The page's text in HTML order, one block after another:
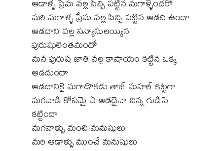
మరి మగాళ్ళ ప్రేమ వల్ల పిచ్చి పట్టిన ఆడది ఉందా
ఆడదాని వల్ల సన్యాసులయ్యిన
పురుషులెంతమందో
మన పురుష జాతి వల్ల కాషాయం కట్టిన ఒక్క
ఆడదుందా
ఆడదానికై మగాడొకడు తాజ్ మహల్ కట్టగా
మగవాడి కోసమై ఏ ఆడదైనా చిన్న గుడిసె
కట్టిందా
మగవాళ్ళు మంచి మనుషులు
మరి ఆడాళ్ళు ముంచే మనుషులు